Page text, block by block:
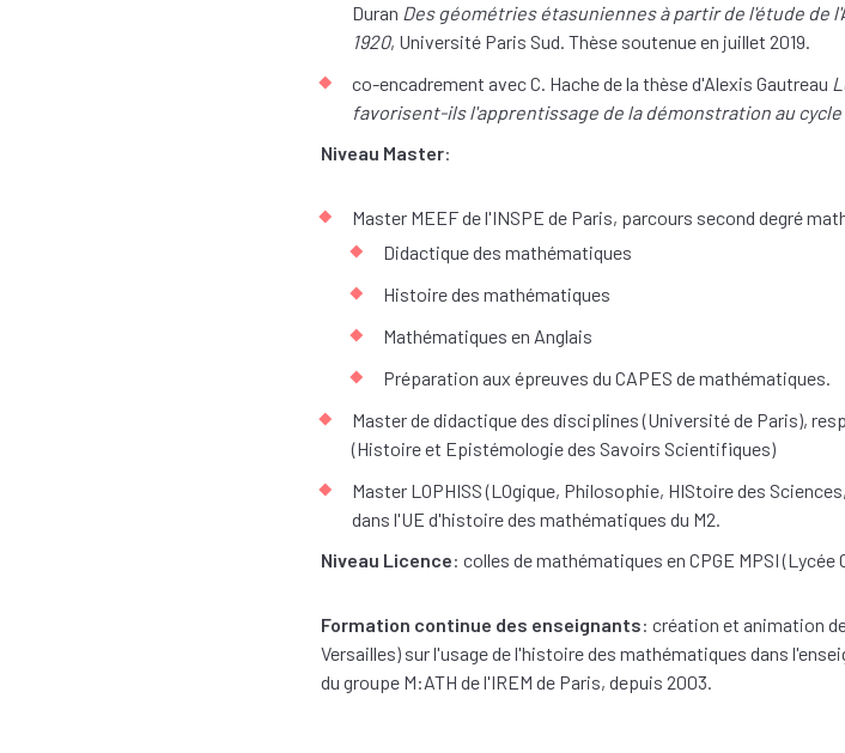
Duran Des géométries étasuniennes à partir de l'étude de l'
1920, Université Paris Sud. Thèse soutenue en juillet 2019.
co-encadrement avec C. Hache de la thèse d'Alexis Gautreau
favorisent-ils l'apprentissage de la démonstration au cycle
Niveau Master:
Master MEEF de l'INSPE de Paris, parcours second degré
Didactique des mathématiques
Histoire des mathématiques
Mathématiques en Anglais
Préparation aux épreuves du CAPES de mathématiques.
Master de didactique des disciplines (Université de Paris),
(Histoire et Epistémologie des Savoirs Scientifiques)
Master LOPHISS (LOgique, Philosophie, HIStoire des
dans l'UE d'histoire des mathématiques du M2.
Niveau Licence: colles de mathématiques en CPGE MPSI (Lycée
Formation continue des enseignants: création et animation
Versailles) sur l'usage de l'histoire des mathématiques dans
du groupe M:ATH de l'IREM de Paris, depuis 2003.